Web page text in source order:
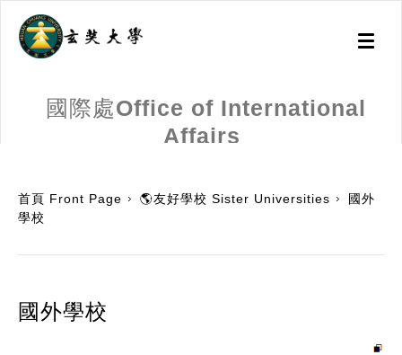
Toggle
國際處Office of International
Affairs
首頁 Front Page 🌎友好學校 Sister Universities
國外
學校
國外學校